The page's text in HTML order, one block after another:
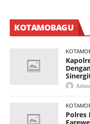
KOTAMOBAGU
Polres